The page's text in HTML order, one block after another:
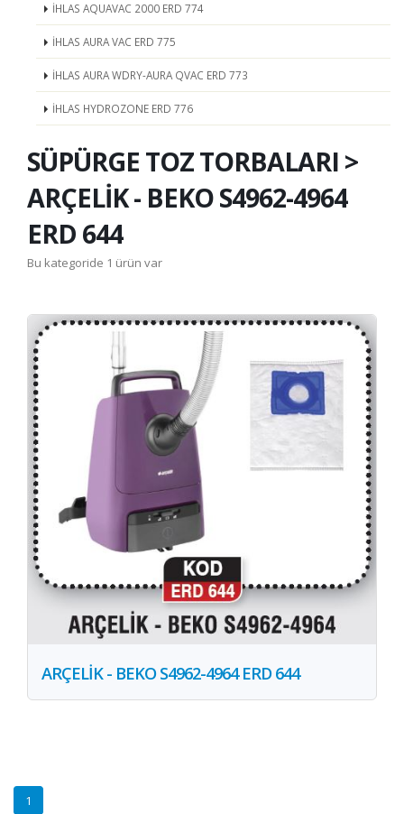
İHLAS AQUAVAC 2000 ERD 774
İHLAS AURA VAC ERD 775
İHLAS AURA WDRY-AURA QVAC ERD 773
İHLAS HYDROZONE ERD 776
SÜPÜRGE TOZ TORBALARI >
ARÇELİK - BEKO S4962-4964
ERD 644
Bu kategoride 1 ürün var
ARÇELİK - BEKO S4962-4964 ERD 644
1